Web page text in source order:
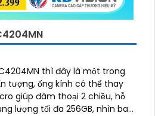
thì đây là một trong
tượng, ống kính có thể thay
giúp đàm thoại 2 chiều, hỗ
lượng tối đa 256GB, nhìn ban